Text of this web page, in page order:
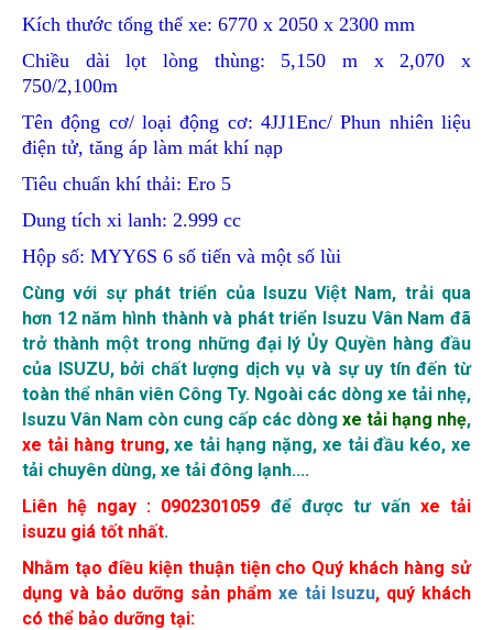
Kích thước tổng thể xe: 6770 x 2050 x 2300 mm
Chiều dài lọt lòng thùng: 5,150 m x 2,070 x
750/2,100m
Tên động cơ/ loại động cơ: 4JJ1Enc/ Phun nhiên liệu
điện tử, tăng áp làm mát khí nạp
Tiêu chuẩn khí thải: Ero 5
Dung tích xi lanh: 2.999 cc
Hộp số: MYY6S 6 số tiến và một số lùi
Cùng với sự phát triển của Isuzu Việt Nam, trải qua
hơn 12 năm hình thành và phát triển Isuzu Vân Nam đã
trở thành một trong những đại lý Ủy Quyền hàng đầu
của ISUZU, bởi chất lượng dịch vụ và sự uy tín đến từ
toàn thể nhân viên Công Ty. Ngoài các dòng xe tải nhẹ,
Isuzu Vân Nam còn cung cấp các dòng xe tải hạng nhẹ,
xe tải hàng trung,xe tải hạng nặng, xe tải đầu kéo,xe
tải chuyên dùng, xe tải đông lạnh....
Liên hệ ngay : 0902301059 để được tư vấn xe tải
isuzu giá tốt nhất.
Nhằm tạo điều kiện thuận tiện cho Quý khách hàng sử
dụng và bảo dưỡng sản phẩm xe tải Isuzu, quý khách
có thể bảo dưỡng tại: